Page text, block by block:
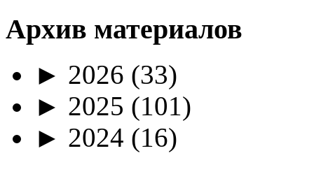
Архив материалов
► 2026 (33)
► 2025 (101)
► 2024 (16)